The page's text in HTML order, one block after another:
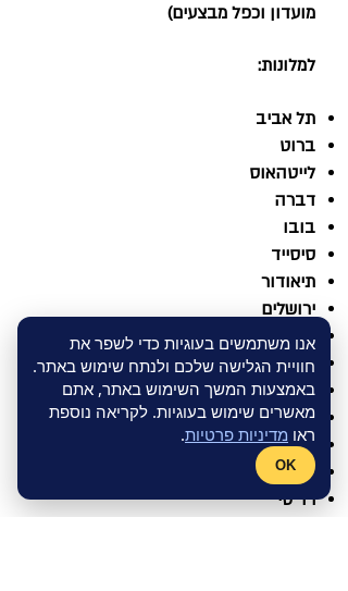
אנו משתמשים בעוגיות כדי לשפר את
חוויית הגלישה שלכם ולנתח שימוש באתר.
באמצעות המשך השימוש באתר, אתם
מאשרים שימוש בעוגיות. לקריאה נוספת
ראו מדיניות פרטיות.
OK
מועדון וכפל מבצעים)
למלונות:
תל אביב
ברוט
לייטהאוס
דברה
בובו
סיסייד
תיאודור
ירושלים
מחנה יהודה
ווילה במושבה
ווילה בראון
אילת
בראון אילת
לייטהאוס
רד סי